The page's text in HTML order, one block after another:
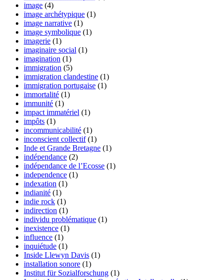
image (4)
image archétypique (1)
image narrative (1)
image symbolique (1)
imagerie (1)
imaginaire social (1)
imagination (1)
immigration (5)
immigration clandestine (1)
immigration portugaise (1)
immortalité (1)
immunité (1)
impact immatériel (1)
impôts (1)
incommunicabilité (1)
inconscient collectif (1)
Inde et Grande Bretagne (1)
indépendance (2)
indépendance de l’Ecosse (1)
independence (1)
indexation (1)
indianité (1)
indie rock (1)
indirection (1)
individu problématique (1)
inexistence (1)
influence (1)
inquiétude (1)
Inside Llewyn Davis (1)
installation sonore (1)
Institut für Sozialforschung (1)